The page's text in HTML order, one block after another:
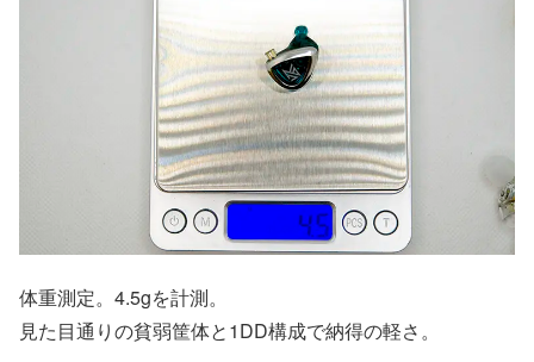
体重測定。4.5gを計測。
見た目通りの貧弱筐体と1DD構成で納得の軽さ。